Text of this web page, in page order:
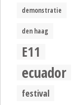
demonstratie
den haag
E11
ecuador
festival